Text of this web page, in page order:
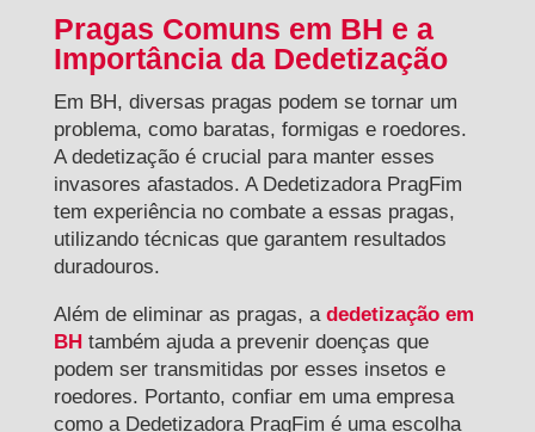
Pragas Comuns em BH e a
Importância da Dedetização
Em BH, diversas pragas podem se tornar um
problema, como baratas, formigas e roedores.
A dedetização é crucial para manter esses
invasores afastados. A Dedetizadora PragFim
tem experiência no combate a essas pragas,
utilizando técnicas que garantem resultados
duradouros.
Além de eliminar as pragas, a dedetização em
BHtambém ajuda a prevenir doenças que
podem ser transmitidas por esses insetos e
roedores. Portanto, confiar em uma empresa
como a Dedetizadora PragFim é uma escolha